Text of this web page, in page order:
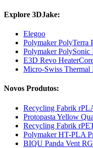
Explore 3DJake:
Elegoo
Polymaker PolyTerra
Polymaker
E3D Revo
Micro-Swiss
Novos Produtos:
Recycling Fabrik
Protopasta Yellow
Recycling Fabrik
Polymaker HT-PLA
BIQU Panda Vent